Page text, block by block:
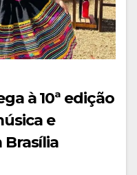
à 10ª edição
e
Brasília